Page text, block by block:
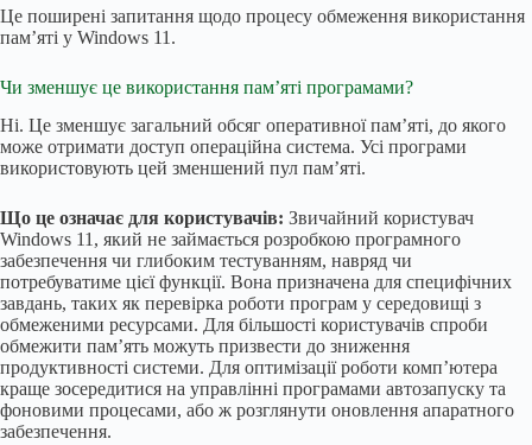
Це поширені запитання щодо процесу обмеження використання
пам’яті у Windows 11.
Чи зменшує це використання пам’яті програмами?
Ні. Це зменшує загальний обсяг оперативної пам’яті, до якого
може отримати доступ операційна система. Усі програми
використовують цей зменшений пул пам’яті.
Що це означає для користувачів: Звичайний користувач
Windows 11, який не займається розробкою програмного
забезпечення чи глибоким тестуванням, навряд чи
потребуватиме цієї функції. Вона призначена для специфічних
завдань, таких як перевірка роботи програм у середовищі з
обмеженими ресурсами. Для більшості користувачів спроби
обмежити пам’ять можуть призвести до зниження
продуктивності системи. Для оптимізації роботи комп’ютера
краще зосередитися на управлінні програмами автозапуску та
фоновими процесами, або ж розглянути оновлення апаратного
забезпечення.